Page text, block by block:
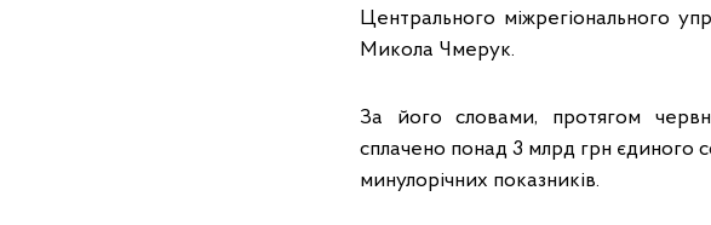
Центрального міжрегіонального
Микола Чмерук.
За його словами, протягом
сплачено понад 3 млрд грн єдиного
минулорічних показників.